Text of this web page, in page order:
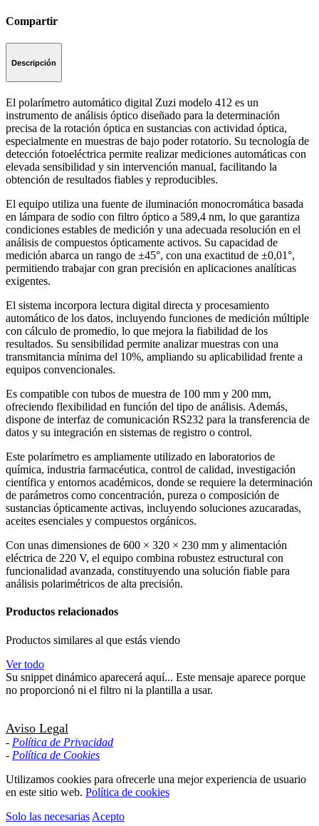
Compartir
Descripción
El polarímetro automático digital Zuzi modelo 412 es un
instrumento de análisis óptico diseñado para la determinación
precisa de la rotación óptica en sustancias con actividad óptica,
especialmente en muestras de bajo poder rotatorio. Su tecnología de
detección fotoeléctrica permite realizar mediciones automáticas con
elevada sensibilidad y sin intervención manual, facilitando la
obtención de resultados fiables y reproducibles.
El equipo utiliza una fuente de iluminación monocromática basada
en lámpara de sodio con filtro óptico a 589,4 nm, lo que garantiza
condiciones estables de medición y una adecuada resolución en el
análisis de compuestos ópticamente activos. Su capacidad de
medición abarca un rango de ±45°, con una exactitud de ±0,01°,
permitiendo trabajar con gran precisión en aplicaciones analíticas
exigentes.
El sistema incorpora lectura digital directa y procesamiento
automático de los datos, incluyendo funciones de medición múltiple
con cálculo de promedio, lo que mejora la fiabilidad de los
resultados. Su sensibilidad permite analizar muestras con una
transmitancia mínima del 10%, ampliando su aplicabilidad frente a
equipos convencionales.
Es compatible con tubos de muestra de 100 mm y 200 mm,
ofreciendo flexibilidad en función del tipo de análisis. Además,
dispone de interfaz de comunicación RS232 para la transferencia de
datos y su integración en sistemas de registro o control.
Este polarímetro es ampliamente utilizado en laboratorios de
química, industria farmacéutica, control de calidad, investigación
científica y entornos académicos, donde se requiere la determinación
de parámetros como concentración, pureza o composición de
sustancias ópticamente activas, incluyendo soluciones azucaradas,
aceites esenciales y compuestos orgánicos.
Con unas dimensiones de 600 × 320 × 230 mm y alimentación
eléctrica de 220 V, el equipo combina robustez estructural con
funcionalidad avanzada, constituyendo una solución fiable para
análisis polarimétricos de alta precisión.
Productos relacionados
Productos similares al que estás viendo
Ver todo
Su snippet dinámico aparecerá aquí... Este mensaje aparece porque
no proporcionó ni el filtro ni la plantilla a usar.
Aviso Legal
- Política de Privacidad
- Política de Cookies
Utilizamos cookies para ofrecerle una mejor experiencia de usuario
en este sitio web. Política de cookies
Solo las necesarias Acepto